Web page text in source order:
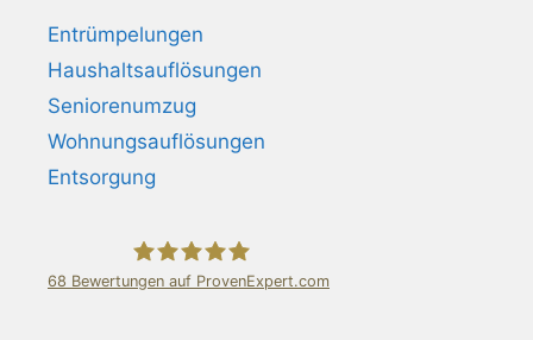
Entrümpelungen
Haushaltsauflösungen
Seniorenumzug
Wohnungsauflösungen
Entsorgung
68 Bewertungen auf ProvenExpert.com